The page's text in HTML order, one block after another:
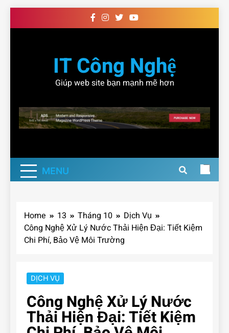
to
IT Công Nghệ
Giúp web site bạn mạnh mẽ hơn
MENU
Home 13 Tháng 10
Dịch Vụ
Công Nghệ Xử Lý Nước Thải Hiện Đại: Tiết Kiệm
Chi Phí, Bảo Vệ Môi Trường
DỊCH VỤ
Công Nghệ Xử Lý Nước
Thải Hiện Đại: Tiết Kiệm